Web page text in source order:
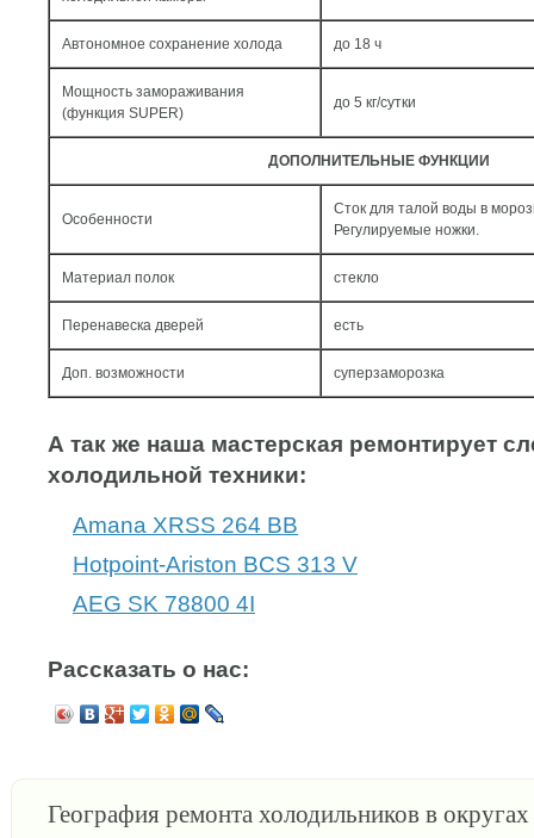
Автономное сохранение холода до 18 ч
Мощность замораживания
(функция SUPER)
до 5 кг/cутки
ДОПОЛНИТЕЛЬНЫЕ ФУНКЦИИ
Особенности
Сток для талой воды в
Регулируемые ножки.
Материал полок стекло
Перенавеска дверей есть
Доп. возможности суперзаморозка
А так же наша мастерская ремонтирует
холодильной техники:
Amana XRSS 264 BB
Hotpoint-Ariston BCS 313 V
AEG SK 78800 4I
Рассказать о нас:
География ремонта холодильников в